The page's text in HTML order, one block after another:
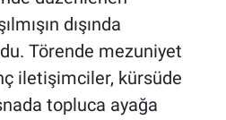
dışında
Törende mezuniyet
iletişimciler, kürsüde
topluca ayağa